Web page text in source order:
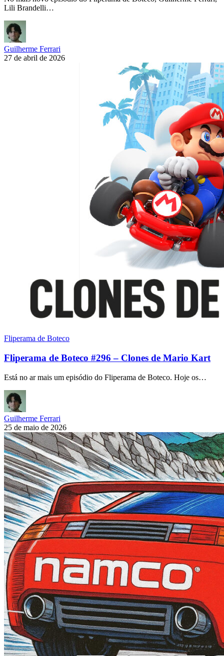
Lili Brandelli…
Guilherme Ferrari
27 de abril de 2026
Fliperama de Boteco
Fliperama de Boteco #296 – Clones de Mario Kart
Está no ar mais um episódio do Fliperama de Boteco. Hoje os…
Guilherme Ferrari
25 de maio de 2026